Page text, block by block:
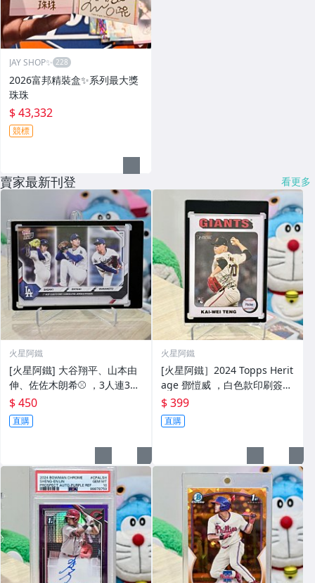
JAY SHOP✨
2026富邦精裝盒✨系列最大獎
珠珠
$ 43,332
競標
賣家最新刊登 看更多
火星阿鐵
[火星阿鐵] 大谷翔平、山本由
伸、佐佐木朗希⚾️ ，3人連3場
先發，值得收藏🔥(送磁鐵殼)
$ 450
直購
火星阿鐵
[火星阿鐵］2024 Topps Herit
age 鄧愷威 ，白色款印刷簽，
新人RC卡（送磁鐵殼)⚾️
$ 399
直購